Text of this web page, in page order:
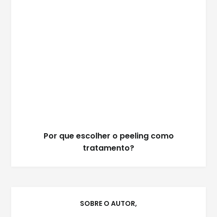
Por que escolher o peeling como
tratamento?
SOBRE O AUTOR,